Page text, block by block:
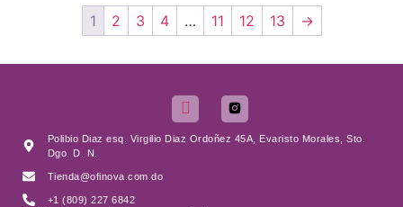
1 2 3 4 … 11 12 13 →
Polibio Diaz esq. Virgilio Diaz Ordoñez 45A, Evaristo Morales, Sto.
Dgo. D. N.
Tienda@ofinova.com.do
+1 (809) 227 6842